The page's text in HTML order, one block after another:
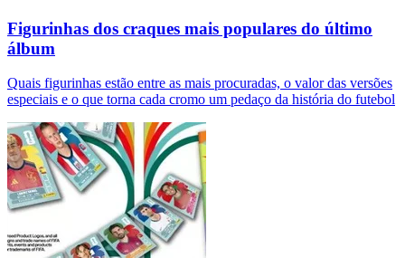
Figurinhas dos craques mais populares do último
álbum
Quais figurinhas estão entre as mais procuradas, o valor das versões
especiais e o que torna cada cromo um pedaço da história do futebol